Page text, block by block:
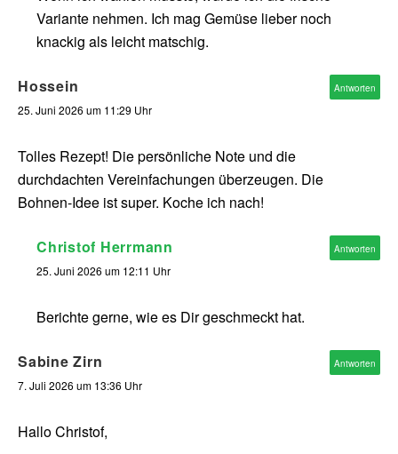
Variante nehmen. Ich mag Gemüse lieber noch
knackig als leicht matschig.
Hossein
25. Juni 2026 um 11:29 Uhr
Tolles Rezept! Die persönliche Note und die
durchdachten Vereinfachungen überzeugen. Die
Bohnen-Idee ist super. Koche ich nach!
Antworten
Christof Herrmann
25. Juni 2026 um 12:11 Uhr
Berichte gerne, wie es Dir geschmeckt hat.
Antworten
Sabine Zirn
7. Juli 2026 um 13:36 Uhr
Hallo Christof,
Antworten